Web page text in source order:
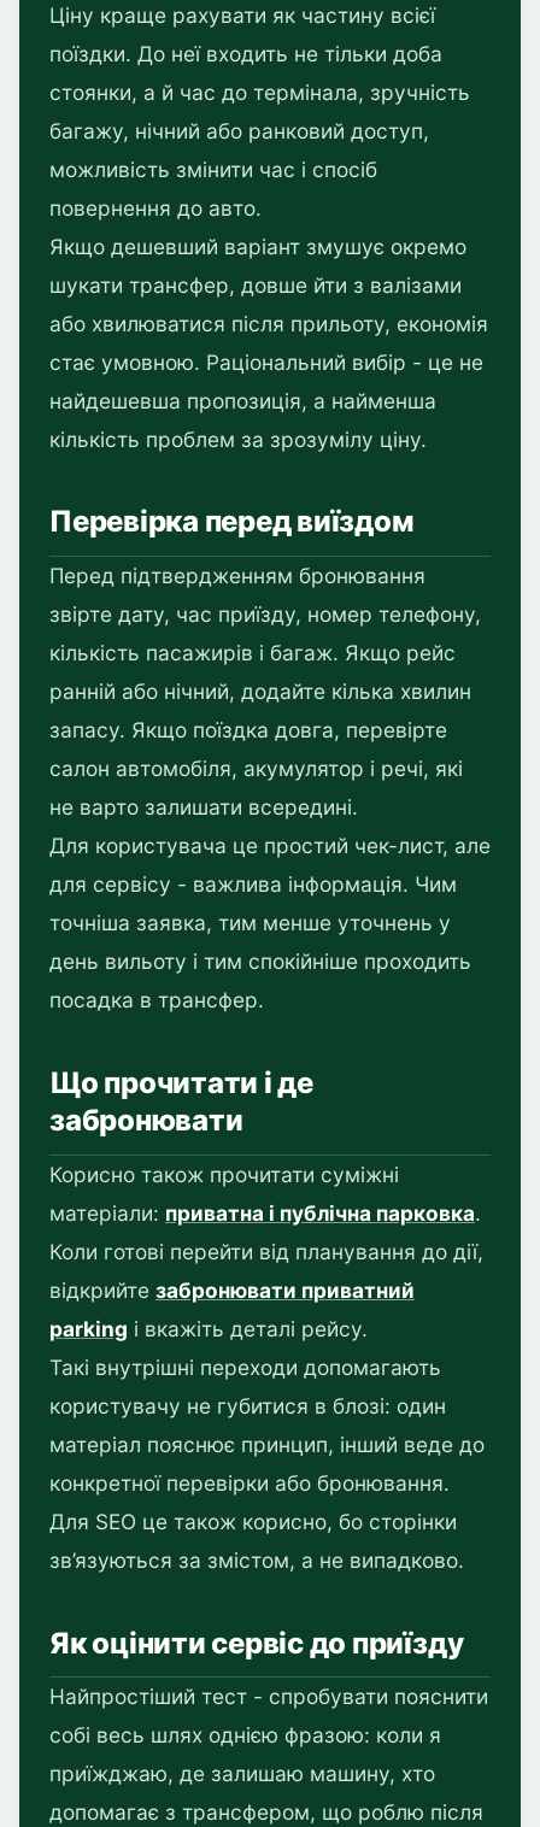
Ціну краще рахувати як частину всієї
поїздки. До неї входить не тільки доба
стоянки, а й час до термінала, зручність
багажу, нічний або ранковий доступ,
можливість змінити час і спосіб
повернення до авто.
Якщо дешевший варіант змушує окремо
шукати трансфер, довше йти з валізами
або хвилюватися після прильоту, економія
стає умовною. Раціональний вибір - це не
найдешевша пропозиція, а найменша
кількість проблем за зрозумілу ціну.
Перевірка перед виїздом
Перед підтвердженням бронювання
звірте дату, час приїзду, номер телефону,
кількість пасажирів і багаж. Якщо рейс
ранній або нічний, додайте кілька хвилин
запасу. Якщо поїздка довга, перевірте
салон автомобіля, акумулятор і речі, які
не варто залишати всередині.
Для користувача це простий чек-лист, але
для сервісу - важлива інформація. Чим
точніша заявка, тим менше уточнень у
день вильоту і тим спокійніше проходить
посадка в трансфер.
Що прочитати і де
забронювати
Корисно також прочитати суміжні
матеріали: приватна і публічна парковка.
Коли готові перейти від планування до дії,
відкрийте забронювати приватний
parking і вкажіть деталі рейсу.
Такі внутрішні переходи допомагають
користувачу не губитися в блозі: один
матеріал пояснює принцип, інший веде до
конкретної перевірки або бронювання.
Для SEO це також корисно, бо сторінки
зв’язуються за змістом, а не випадково.
Як оцінити сервіс до приїзду
Найпростіший тест - спробувати пояснити
собі весь шлях однією фразою: коли я
приїжджаю, де залишаю машину, хто
допомагає з трансфером, що роблю після